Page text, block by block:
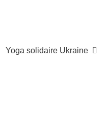
Article
Yoga solidaire Ukraine